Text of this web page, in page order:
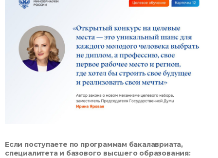
Если поступаете по программам бакалавриата,
специалитета и базового высшего образования: